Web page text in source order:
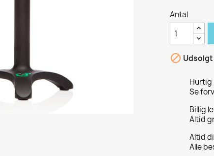
Antal
 Udsolgt
Hurtig
Se
Billig
Altid
Altid
Alle